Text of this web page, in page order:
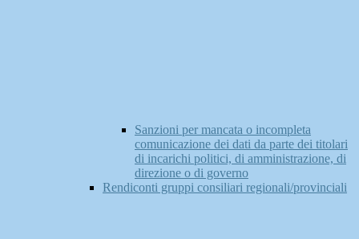
Sanzioni per mancata o incompleta
comunicazione dei dati da parte dei titolari
di incarichi politici, di amministrazione, di
direzione o di governo
Rendiconti gruppi consiliari regionali/provinciali